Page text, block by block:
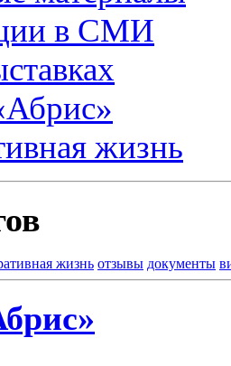
в СМИ
жизнь
жизнь отзывы документы